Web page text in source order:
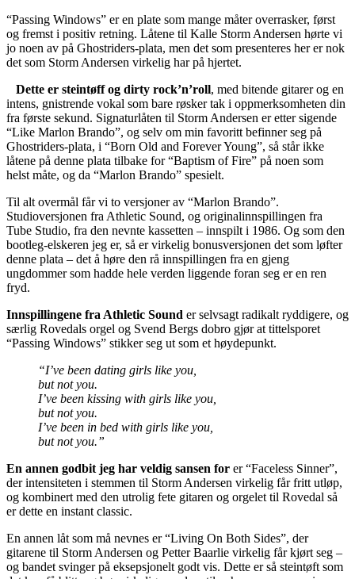
“Passing Windows” er en plate som mange måter overrasker, først
og fremst i positiv retning. Låtene til Kalle Storm Andersen hørte vi
jo noen av på Ghostriders-plata, men det som presenteres her er nok
det som Storm Andersen virkelig har på hjertet.
Dette er steintøff og dirty rock’n’roll, med bitende gitarer og en
intens, gnistrende vokal som bare røsker tak i oppmerksomheten din
fra første sekund. Signaturlåten til Storm Andersen er etter sigende
“Like Marlon Brando”, og selv om min favoritt befinner seg på
Ghostriders-plata, i “Born Old and Forever Young”, så står ikke
låtene på denne plata tilbake for “Baptism of Fire” på noen som
helst måte, og da “Marlon Brando” spesielt.
Til alt overmål får vi to versjoner av “Marlon Brando”.
Studioversjonen fra Athletic Sound, og originalinnspillingen fra
Tube Studio, fra den nevnte kassetten – innspilt i 1986. Og som den
bootleg-elskeren jeg er, så er virkelig bonusversjonen det som løfter
denne plata – det å høre den rå innspillingen fra en gjeng
ungdommer som hadde hele verden liggende foran seg er en ren
fryd.
Innspillingene fra Athletic Sound er selvsagt radikalt ryddigere, og
særlig Rovedals orgel og Svend Bergs dobro gjør at tittelsporet
“Passing Windows” stikker seg ut som et høydepunkt.
“I’ve been dating girls like you,
but not you.
I’ve been kissing with girls like you,
but not you.
I’ve been in bed with girls like you,
but not you.”
En annen godbit jeg har veldig sansen for er “Faceless Sinner”,
der intensiteten i stemmen til Storm Andersen virkelig får fritt utløp,
og kombinert med den utrolig fete gitaren og orgelet til Rovedal så
er dette en instant classic.
En annen låt som må nevnes er “Living On Both Sides”, der
gitarene til Storm Andersen og Petter Baarlie virkelig får kjørt seg –
og bandet svinger på eksepsjonelt godt vis. Dette er så steintøft som